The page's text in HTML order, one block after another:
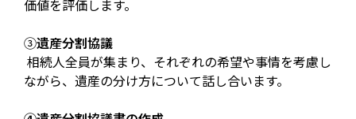
価値を評価します。
③遺産分割協議
相続人全員が集まり、それぞれの希望や事情を考慮し
ながら、遺産の分け方について話し合います。